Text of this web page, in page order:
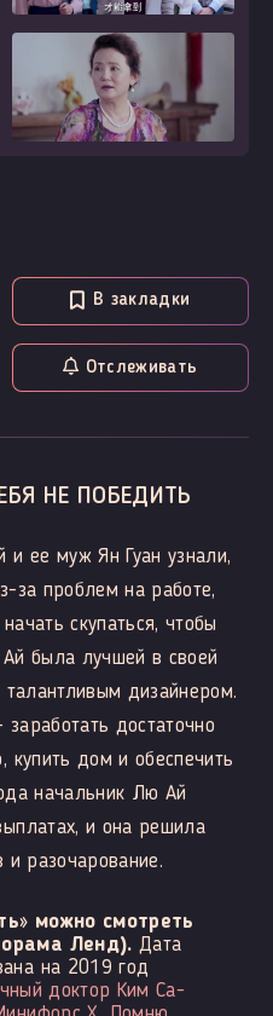
В закладки
Отслеживать
НЕ ПОБЕДИТЬ
и ее муж Ян Гуан узнали,
за проблем на работе,
скупаться, чтобы
была лучшей в своей
дизайнером.
достаточно
купить дом и обеспечить
начальник Лю Ай
и она решила
и разочарование.
можно смотреть
Ленд). Дата
на 2019 год
доктор Ким Са-